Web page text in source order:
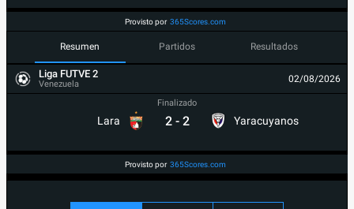
Provisto por 365Scores.com
Resumen Partidos Resultados
Liga FUTVE 2
Venezuela 02/08/2026
Lara
Finalizado
2 - 2 Yaracuyanos
Provisto por 365Scores.com